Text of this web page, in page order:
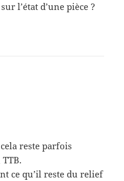
l’état d’une pièce ?
reste parfois
ce qu’il reste du relief